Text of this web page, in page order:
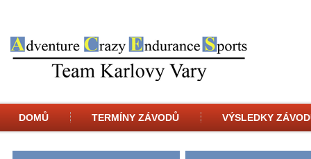
DOMŮ TERMÍNY ZÁVODŮ VÝSLEDKY